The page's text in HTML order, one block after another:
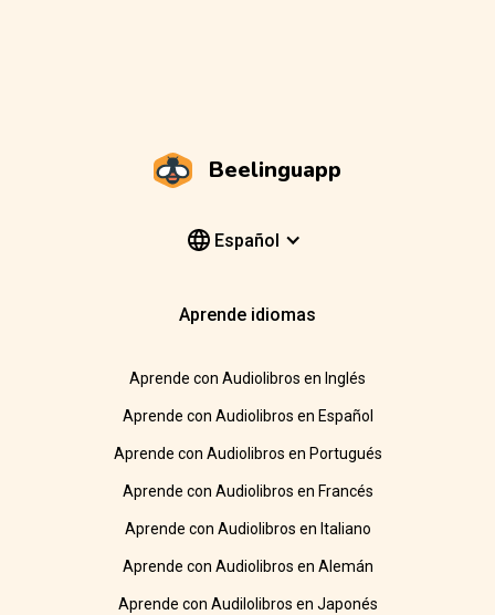
Beelinguapp
Español
Aprende idiomas
Aprende con Audiolibros en Inglés
Aprende con Audiolibros en Español
Aprende con Audiolibros en Portugués
Aprende con Audiolibros en Francés
Aprende con Audiolibros en Italiano
Aprende con Audiolibros en Alemán
Aprende con Audilolibros en Japonés